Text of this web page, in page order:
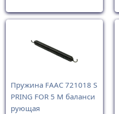
Пружина FAAC 721018 S
PRING FOR 5 M баланси
рующая